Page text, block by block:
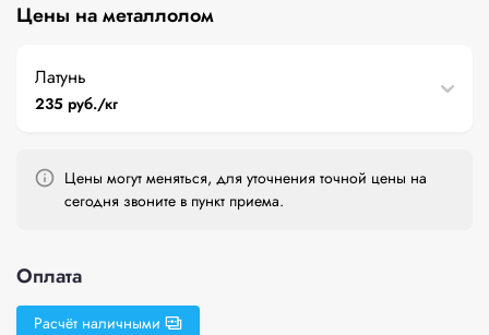
Цены на металлолом
Латунь
235 руб./кг
Цены могут меняться, для уточнения точной цены на
сегодня звоните в пункт приема.
Оплата
Расчёт наличными